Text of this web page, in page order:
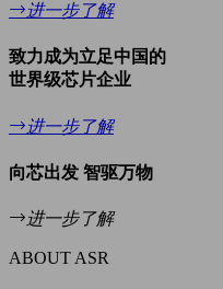
进一步了解
致力成为立足中国的
世界级芯片企业
进一步了解
向芯出发 智驱万物
进一步了解
ABOUT ASR